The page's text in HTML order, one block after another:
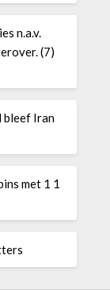
n.a.v.
(7)
bleef Iran
met 1 1